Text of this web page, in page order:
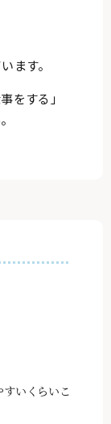
ます。
をする」
いくらいこ